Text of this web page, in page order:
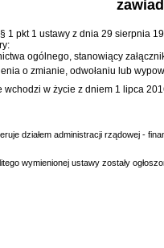
1 pkt 1 ustawy z dnia 29 sierpnia
ogólnego, stanowiący
o zmianie, odwołaniu lub
wchodzi w życie z dniem 1 lipca
działem administracji rządowej -
wymienionej ustawy zostały